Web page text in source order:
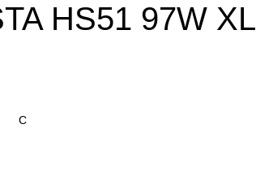
HS51 97W XL
C